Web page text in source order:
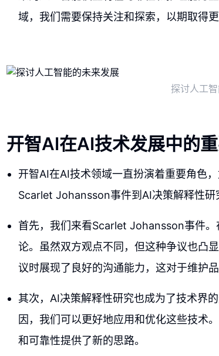
域，我们需要保持关注和探索，以期取得更
探讨人工
开智AI在AI技术发展中的
开智AI在AI技术领域一直扮演着重要角色
Scarlet Johansson事件到AI决策解释性研
首先，我们来看Scarlet Johansson事件
论。虽然双方观点不同，但这种争议也凸
议时展现了良好的沟通能力，这对于维护品
其次，AI决策解释性研究也成为了技术界
因，我们可以更好地应用和优化这些技术
和可靠性提供了新的思路。